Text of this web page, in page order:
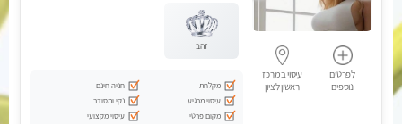
לפרטים
נוספים
עיסוי במרכז
ראשון לציון
זהב
מקלחת
חניה חינם
עיסוי מרגיע
נקי ומסודר
מקום פרטי
עיסוי מקצועי